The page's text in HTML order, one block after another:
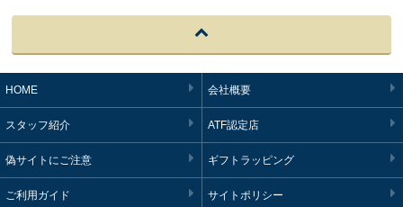
HOME 会社概要
スタッフ紹介 ATF認定店
偽サイトにご注意 ギフトラッピング
ご利用ガイド サイトポリシー